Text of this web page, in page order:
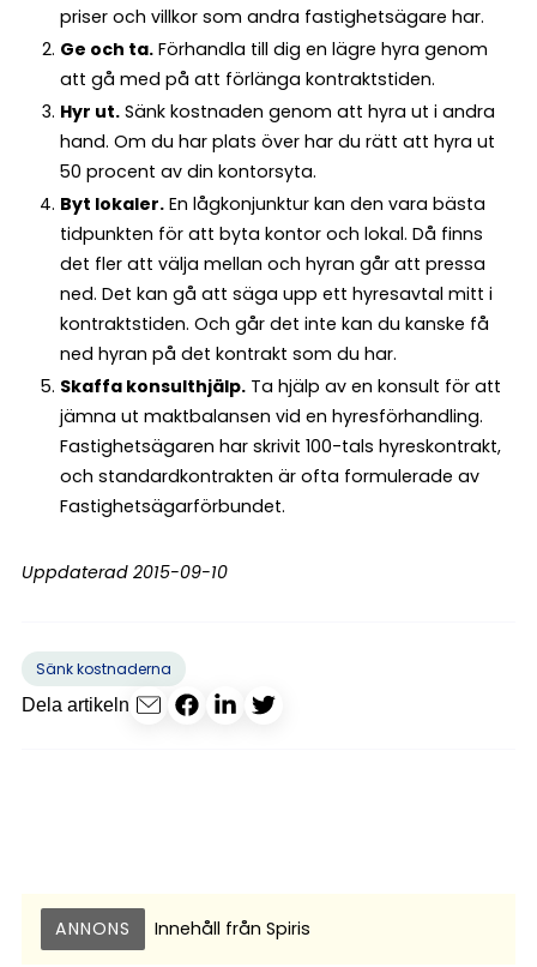
priser och villkor som andra fastighetsägare har.
Ge och ta.Förhandla till dig en lägre hyra genom
att gå med på att förlänga kontraktstiden.
Hyr ut.Sänk kostnaden genom att hyra ut i andra
hand. Om du har plats över har du rätt att hyra ut
50 procent av din kontorsyta.
Byt lokaler.En lågkonjunktur kan den vara bästa
tidpunkten för att byta kontor och lokal. Då finns
det fler att välja mellan och hyran går att pressa
ned. Det kan gå att säga upp ett hyresavtal mitt i
kontraktstiden. Och går det inte kan du kanske få
ned hyran på det kontrakt som du har.
Skaffa konsulthjälp.Ta hjälp av en konsult för att
jämna ut maktbalansen vid en hyresförhandling.
Fastighetsägaren har skrivit 100-tals hyreskontrakt,
och standardkontrakten är ofta formulerade av
Fastighetsägarförbundet.
Uppdaterad 2015-09-10
Sänk kostnaderna
Dela artikeln
ANNONS Innehåll från Spiris